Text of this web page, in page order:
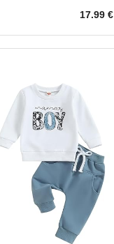
17.99 €